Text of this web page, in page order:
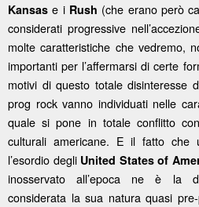
Kansas e i Rush (che erano però
considerati progressive
molte caratteristiche che vedremo,
importanti per l’affermarsi di certe
motivi di questo totale disinteresse
prog rock vanno individuati nelle
quale si pone in totale conflitto
culturali americane. E il fatto che
l’esordio degli United States of
inosservato all’epoca ne è la
considerata la sua natura quasi